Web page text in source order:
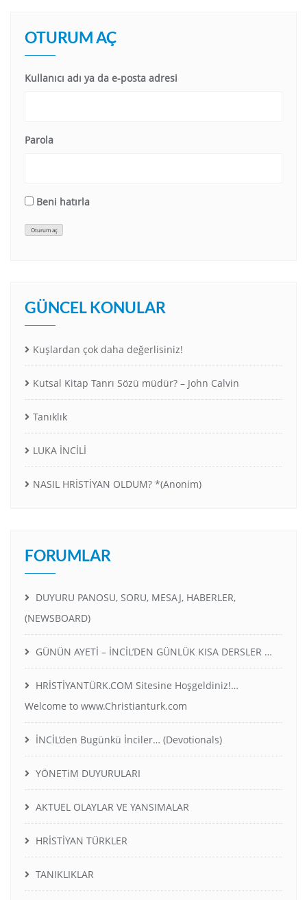
OTURUM AÇ
Kullanıcı adı ya da e-posta adresi
Parola
Beni hatırla
Oturum aç
GÜNCEL KONULAR
Kuşlardan çok daha değerlisiniz!
Kutsal Kitap Tanrı Sözü müdür? – John Calvin
Tanıklık
LUKA İNCİLİ
NASIL HRİSTİYAN OLDUM? *(Anonim)
FORUMLAR
DUYURU PANOSU, SORU, MESAJ, HABERLER,
(NEWSBOARD)
GÜNÜN AYETİ – İNCİL’DEN GÜNLÜK KISA DERSLER …
HRİSTİYANTÜRK.COM Sitesine Hoşgeldiniz!…
Welcome to www.Christianturk.com
İNCİL’den Bugünkü İnciler… (Devotionals)
YÖNETiM DUYURULARI
AKTUEL OLAYLAR VE YANSIMALAR
HRİSTİYAN TÜRKLER
TANIKLIKLAR